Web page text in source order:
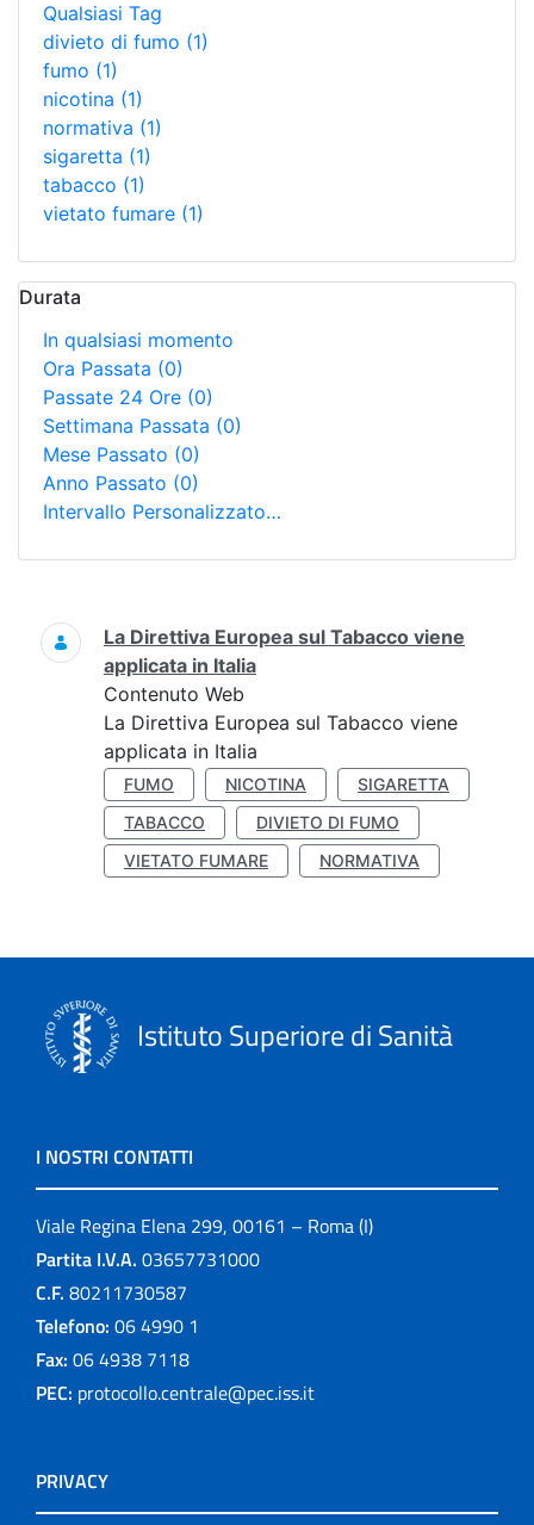
Qualsiasi Tag
divieto di fumo (1)
fumo (1)
nicotina (1)
normativa (1)
sigaretta (1)
tabacco (1)
vietato fumare (1)
Durata
In qualsiasi momento
Ora Passata (0)
Passate 24 Ore (0)
Settimana Passata (0)
Mese Passato (0)
Anno Passato (0)
Intervallo Personalizzato…
Ricerca
La Direttiva Europea sul Tabacco viene
applicata in Italia
Contenuto Web
La Direttiva Europea sul Tabacco viene
applicata in Italia
FUMO NICOTINA
SIGARETTA
TABACCO
DIVIETO DI FUMO
VIETATO FUMARE
NORMATIVA
Istituto Superiore di Sanità
I NOSTRI CONTATTI
Viale Regina Elena 299, 00161 – Roma (I)
Partita I.V.A. 03657731000
C.F. 80211730587
Telefono: 06 4990 1
Fax: 06 4938 7118
PEC: protocollo.centrale@pec.iss.it
PRIVACY